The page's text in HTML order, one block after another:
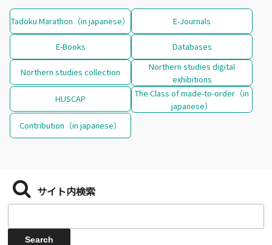
Tadoku Marathon（in japanese） E-Journals
E-Books Databases
Northern studies collection
Northern studies digital
exhibitions
HUSCAP
The Class of made-to-order（in
japanese）
Contribution（in japanese）
サイト内検索